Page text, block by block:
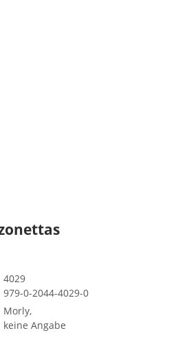
4029
979-0-2044-4029-0
Morly,
keine Angabe